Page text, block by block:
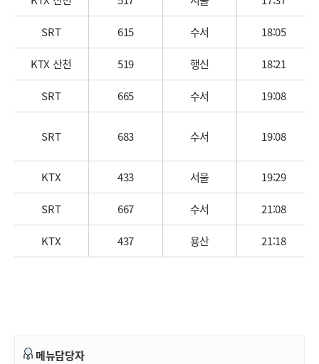
SRT 615 수서 18:05
KTX 산천 519 행신 18:21
SRT 665 수서 19:08
SRT 683 수서 19:08
KTX 433 서울 19:29
SRT 667 수서 21:08
KTX 437 용산 21:18
메뉴담당자